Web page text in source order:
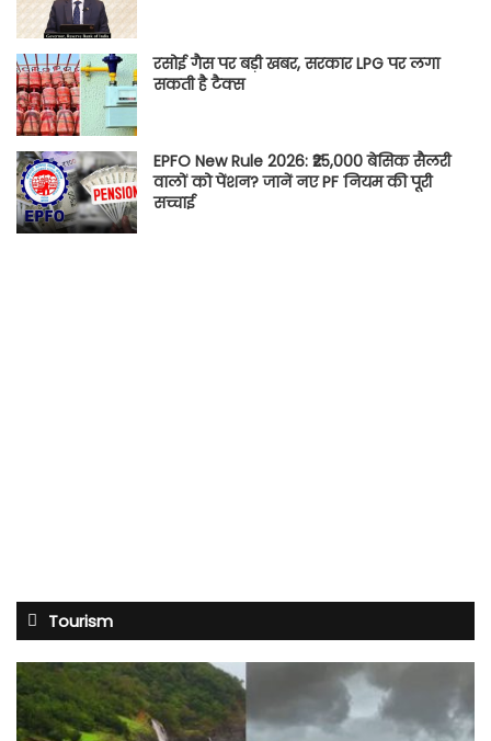
रसोई गैस पर बड़ी खबर, सरकार LPG पर लगा
सकती है टैक्स
EPFO New Rule 2026: ₹25,000 बेसिक सैलरी
वालों को पेंशन? जानें नए PF नियम की पूरी
सच्चाई
Tourism